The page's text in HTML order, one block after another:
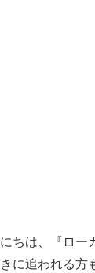
ちは、『ロー
に追われる方